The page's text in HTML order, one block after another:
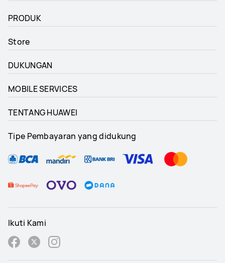
PRODUK
Store
DUKUNGAN
MOBILE SERVICES
TENTANG HUAWEI
Tipe Pembayaran yang didukung
Ikuti Kami